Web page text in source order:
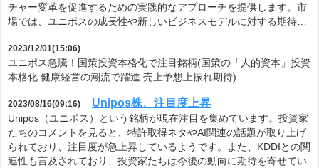
チャー変革を促進するための実践的なアプローチを提供します。市
場では、ユニポスの成長性や新しいビジネスモデルに対する期待…
2023/12/01(15:06)
ユニポス急騰！国策投資本格化で注目銘柄(国策の「人的資本」投資
本格化 健康経営の潮流で躍進 売上予想上振れ期待)
2023/08/16(09:16) Unipos株、注目度上昇
Unipos（ユニポス）という銘柄が現在注目を集めています。投資家
たちのコメントを見ると、特許取得ネタやAI関連の話題が取り上げ
られており、注目度が急上昇しているようです。また、KDDIとの関
連性も言及されており、投資家たちは今後の動向に期待を寄せてい